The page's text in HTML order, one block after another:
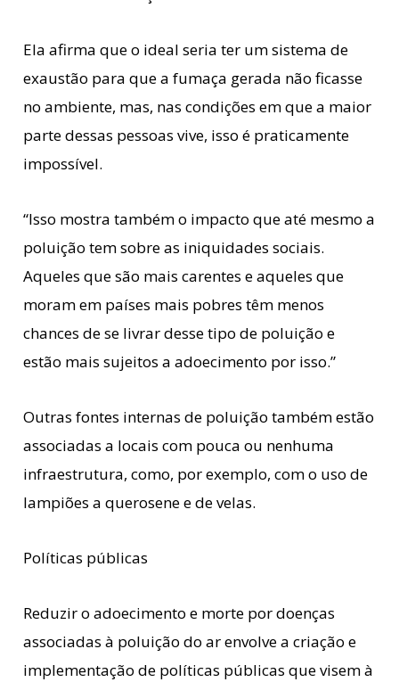
Ela afirma que o ideal seria ter um sistema de
exaustão para que a fumaça gerada não ficasse
no ambiente, mas, nas condições em que a maior
parte dessas pessoas vive, isso é praticamente
impossível.
“Isso mostra também o impacto que até mesmo a
poluição tem sobre as iniquidades sociais.
Aqueles que são mais carentes e aqueles que
moram em países mais pobres têm menos
chances de se livrar desse tipo de poluição e
estão mais sujeitos a adoecimento por isso.”
Outras fontes internas de poluição também estão
associadas a locais com pouca ou nenhuma
infraestrutura, como, por exemplo, com o uso de
lampiões a querosene e de velas.
Políticas públicas
Reduzir o adoecimento e morte por doenças
associadas à poluição do ar envolve a criação e
implementação de políticas públicas que visem à